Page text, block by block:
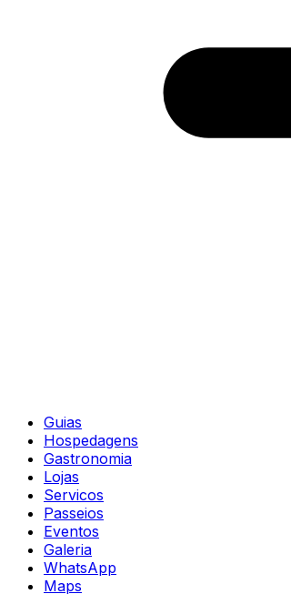
Guias
Hospedagens
Gastronomia
Lojas
Servicos
Passeios
Eventos
Galeria
WhatsApp
Maps